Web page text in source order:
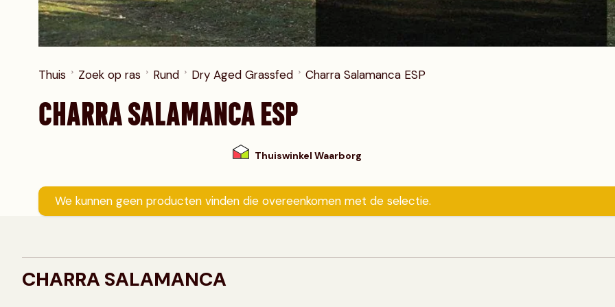
Diamanthaas
Rosbief
Runderspiezen
Rubia
Schweine haxe
Varkenswangetjes
Varkenshaas
Thuis Zoek op ras Rund Dry Aged Grassfed Charra Salamanca ESP
CHARRA SALAMANCA ESP
Thuiswinkel Waarborg
We kunnen geen producten vinden die overeenkomen met de selectie.
CHARRA SALAMANCA